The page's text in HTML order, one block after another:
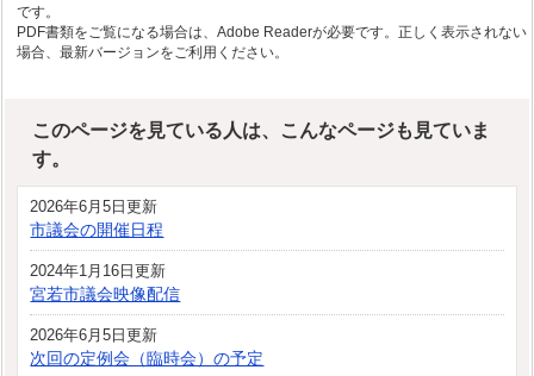
です。
PDF書類をご覧になる場合は、Adobe Readerが必要です。正しく表示されない
場合、最新バージョンをご利用ください。
このページを見ている人は、こんなページも見ていま
す。
2026年6月5日更新
市議会の開催日程
2024年1月16日更新
宮若市議会映像配信
2026年6月5日更新
次回の定例会（臨時会）の予定